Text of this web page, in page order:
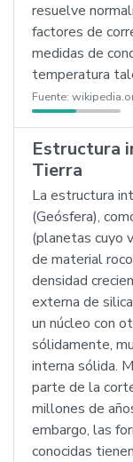
resuelve
factores de
medidas de
temperatura
Fuente:
Estructura
Tierra
La estructura
(Geósfera),
(planetas cuyo
de material
densidad
externa de
un núcleo con
sólidamente,
interna sólida.
parte de la
millones de
embargo, las
conocidas